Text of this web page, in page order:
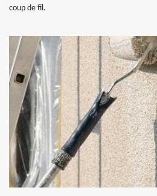
coup de fil.